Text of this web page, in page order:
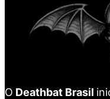
O Deathbat Brasil